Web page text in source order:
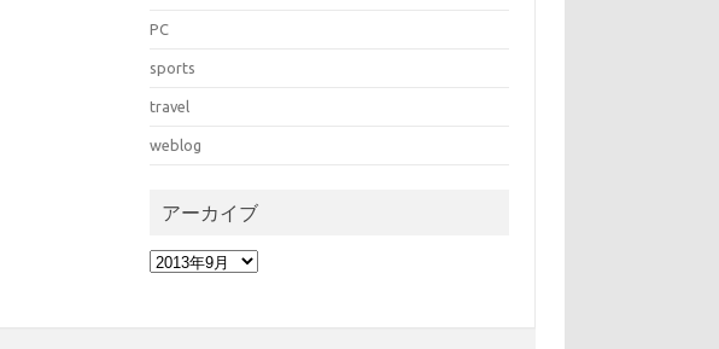
PC
sports
travel
weblog
アーカイブ
ア